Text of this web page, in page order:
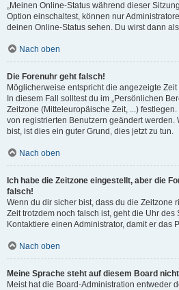
„Meinen Online-Status während dieser
Option einschaltest, können nur
deinen Online-Status sehen. Du wirst dann
Nach oben
Die Forenuhr geht falsch!
Möglicherweise entspricht die angezeigte
In diesem Fall solltest du im „Persönlichen
Zeitzone (Mitteleuropäische Zeit, ...)
von registrierten Benutzern geändert werden.
bist, ist dies ein guter Grund, dies jetzt zu tun.
Nach oben
Ich habe die Zeitzone eingestellt, aber die
falsch!
Wenn du dir sicher bist, dass du die Zeitzone
Zeit trotzdem noch falsch ist, geht die Uhr des
Kontaktiere einen Administrator, damit er das
Nach oben
Meine Sprache steht auf diesem Board
Meist hat die Board-Administration entweder